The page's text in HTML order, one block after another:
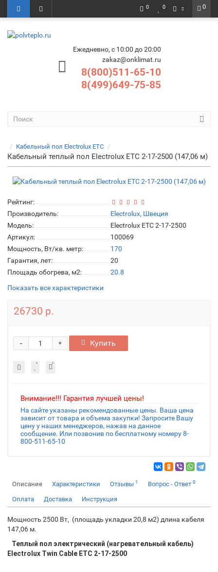
0
0 0
Ежедневно, с 10:00 до 20:00
zakaz@onklimat.ru
8(800)511-65-10
8(499)649-75-85
Кабельный пол Electrolux ETC
Кабельный теплый пол Electrolux ETC 2-17-2500 (147,06 м)
Рейтинг:
Производитель:
Electrolux, Швеция
Модель:
Electrolux ETC 2-17-2500
Артикул:
100069
Мощность, Вт/кв. метр:
170
Гарантия, лет:
20
Площадь обогрева, м2:
20.8
Показать все характеристики
26730 р.
+
- Купить
Внимание!!! Гарантия лучшей цены!
На сайте указаны рекомендованные цены. Ваша цена
зависит от товара и объема закупки! Запросите Вашу
цену у наших менеджеров, нажав на данное
сообщение. Или позвонив по бесплатному номеру 8-
800-511-65-10
Описание Характеристики Отзывы 1 Вопрос - Ответ 0
Оплата Доставка Инструкция
Мощность 2500 Вт, (площадь укладки 20,8 м2) длина кабеля
147,06 м.
Теплый пол электрический (нагревательный кабель)
Electrolux Twin Cable ETC 2-17-2500